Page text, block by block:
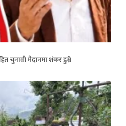
चुनावी मैदानमा शंकर डुम्रे